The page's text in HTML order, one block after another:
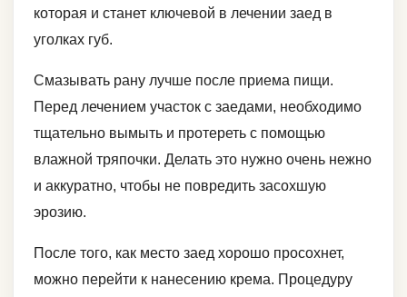
которая и станет ключевой в лечении заед в
уголках губ.
Смазывать рану лучше после приема пищи.
Перед лечением участок с заедами, необходимо
тщательно вымыть и протереть с помощью
влажной тряпочки. Делать это нужно очень нежно
и аккуратно, чтобы не повредить засохшую
эрозию.
После того, как место заед хорошо просохнет,
можно перейти к нанесению крема. Процедуру